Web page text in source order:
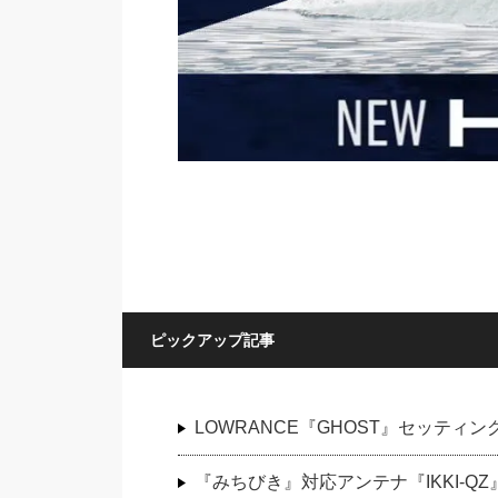
ピックアップ記事
LOWRANCE『GHOST』セッティン
『みちびき』対応アンテナ『IKKI-QZ